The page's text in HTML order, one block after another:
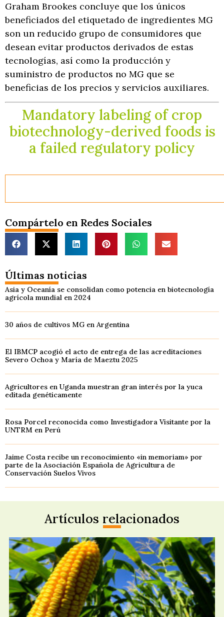
Graham Brookes concluye que los únicos
beneficiados del etiquetado de ingredientes MG
son un reducido grupo de consumidores que
desean evitar productos derivados de estas
tecnologías, así como la producción y
suministro de productos no MG que se
beneficias de los precios y servicios auxiliares.
Mandatory labeling of crop
biotechnology-derived foods is
a failed regulatory policy
Compártelo en Redes Sociales
Últimas noticias
Asia y Oceanía se consolidan como potencia en biotecnología
agrícola mundial en 2024
30 años de cultivos MG en Argentina
El IBMCP acogió el acto de entrega de las acreditaciones
Severo Ochoa y María de Maeztu 2025
Agricultores en Uganda muestran gran interés por la yuca
editada genéticamente
Rosa Porcel reconocida como Investigadora Visitante por la
UNTRM en Perú
Jaime Costa recibe un reconocimiento «in memoriam» por
parte de la Asociación Española de Agricultura de
Conservación Suelos Vivos
Artículos relacionados